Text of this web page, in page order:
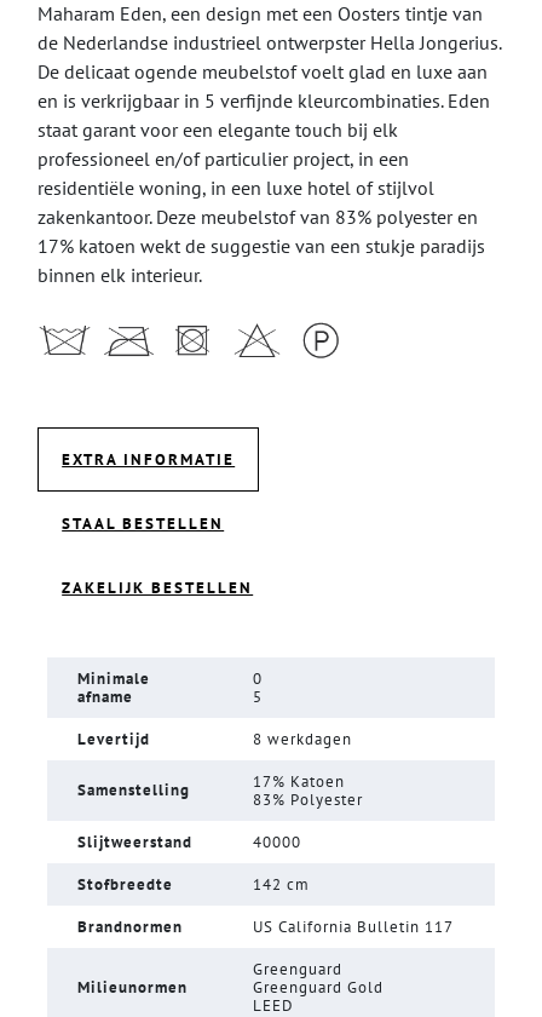
Maharam Eden, een design met een Oosters tintje van
de Nederlandse industrieel ontwerpster Hella Jongerius.
De delicaat ogende meubelstof voelt glad en luxe aan
en is verkrijgbaar in 5 verfijnde kleurcombinaties. Eden
staat garant voor een elegante touch bij elk
professioneel en/of particulier project, in een
residentiële woning, in een luxe hotel of stijlvol
zakenkantoor. Deze meubelstof van 83% polyester en
17% katoen wekt de suggestie van een stukje paradijs
binnen elk interieur.
EXTRA INFORMATIE
STAAL BESTELLEN
ZAKELIJK BESTELLEN
Minimale
afname
0
5
Levertijd 8 werkdagen
Samenstelling
17% Katoen
83% Polyester
Slijtweerstand 40000
Stofbreedte 142 cm
Brandnormen US California Bulletin 117
Milieunormen
Greenguard
Greenguard Gold
LEED